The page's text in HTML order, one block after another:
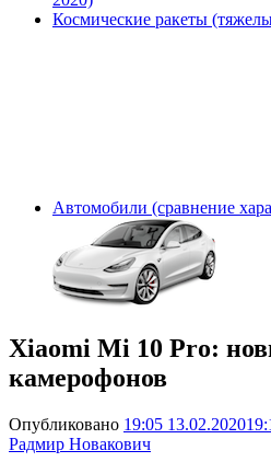
Космические ракеты
Автомобили (сравнение
Xiaomi Mi 10 Pro:
камерофонов
Опубликовано 19:05 13.02.2020
Радмир Новакович